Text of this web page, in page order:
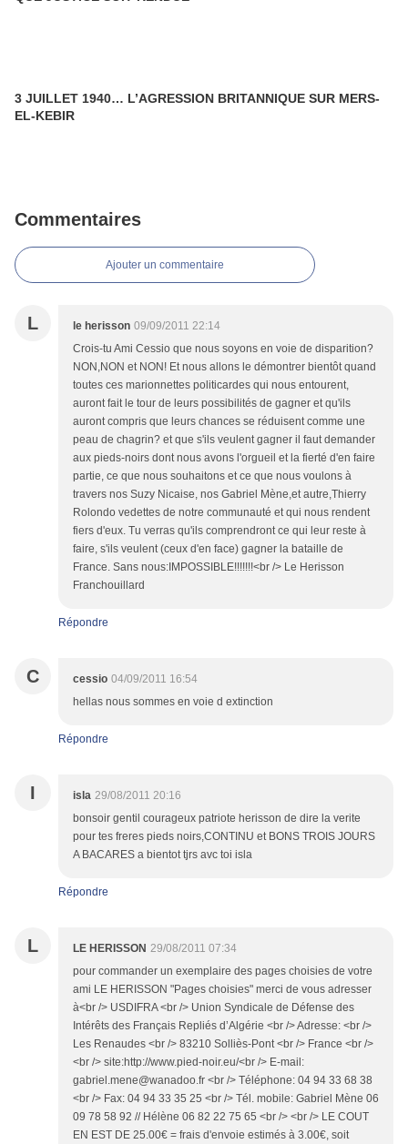
3 JUILLET 1940… L’AGRESSION BRITANNIQUE SUR MERS-
EL-KEBIR
Commentaires
Ajouter un commentaire
L le herisson 09/09/2011 22:14
Crois-tu Ami Cessio que nous soyons en voie de disparition?
NON,NON et NON! Et nous allons le démontrer bientôt quand
toutes ces marionnettes politicardes qui nous entourent,
auront fait le tour de leurs possibilités de gagner et qu'ils
auront compris que leurs chances se réduisent comme une
peau de chagrin? et que s'ils veulent gagner il faut demander
aux pieds-noirs dont nous avons l'orgueil et la fierté d'en faire
partie, ce que nous souhaitons et ce que nous voulons à
travers nos Suzy Nicaise, nos Gabriel Mène,et autre,Thierry
Rolondo vedettes de notre communauté et qui nous rendent
fiers d'eux. Tu verras qu'ils comprendront ce qui leur reste à
faire, s'ils veulent (ceux d'en face) gagner la bataille de
France. Sans nous:IMPOSSIBLE!!!!!!!<br /> Le Herisson
Franchouillard
Répondre
C cessio 04/09/2011 16:54
hellas nous sommes en voie d extinction
Répondre
I isla 29/08/2011 20:16
bonsoir gentil courageux patriote herisson de dire la verite
pour tes freres pieds noirs,CONTINU et BONS TROIS JOURS
A BACARES a bientot tjrs avc toi isla
Répondre
L LE HERISSON 29/08/2011 07:34
pour commander un exemplaire des pages choisies de votre
ami LE HERISSON "Pages choisies" merci de vous adresser
à<br /> USDIFRA <br /> Union Syndicale de Défense des
Intérêts des Français Repliés d’Algérie <br /> Adresse: <br />
Les Renaudes <br /> 83210 Solliès-Pont <br /> France <br />
<br /> site:http://www.pied-noir.eu/<br /> E-mail:
gabriel.mene@wanadoo.fr <br /> Téléphone: 04 94 33 68 38
<br /> Fax: 04 94 33 35 25 <br /> Tél. mobile: Gabriel Mène 06
09 78 58 92 // Hélène 06 82 22 75 65 <br /> <br /> LE COUT
EN EST DE 25.00€ = frais d'envoie estimés à 3.00€, soit